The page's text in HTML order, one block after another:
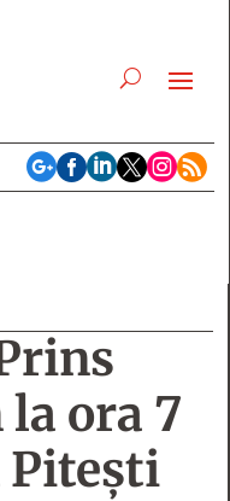

ora 7